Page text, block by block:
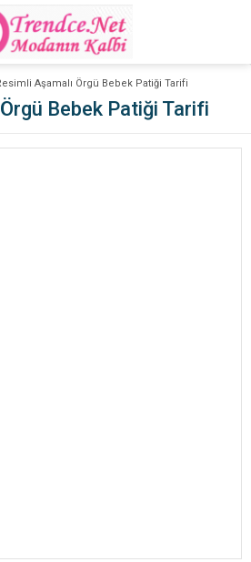
Aşamalı Örgü Bebek Patiği Tarifi
Bebek Patiği Tarifi